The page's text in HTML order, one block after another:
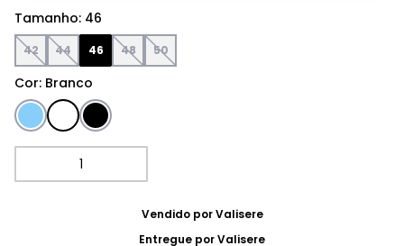
Cor: Branco
Tamanho: 46
42 44 46 48 50
Vendido porValisere
Entregue porValisere